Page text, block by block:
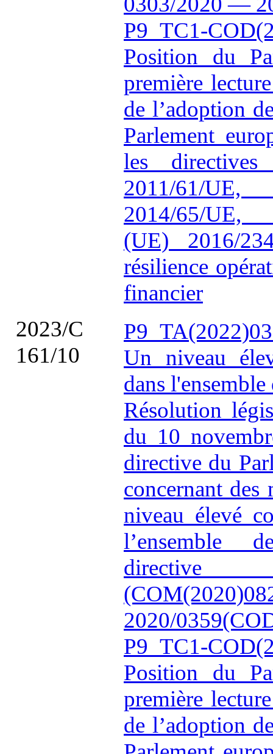
P9_TC1-
Position du
première
de l’adoption
Parlement
les directives
2011/61/UE,
2014/65/
(UE) 2016/
résilience
financier
2023/C
161/10
Un niveau
dans
Résolution
du 10
directive du
concernant des
niveau élevé
l’ensemble
2020/
P9_TC1-
Position du
première
de l’adoption